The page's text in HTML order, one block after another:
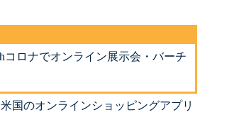
コロナでオンライン展示会・バーチ
国のオンラインショッピングアプリ